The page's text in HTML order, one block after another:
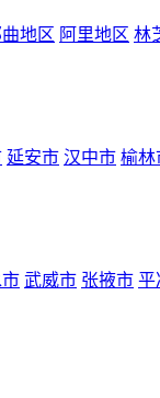
地区 阿里地区 林
延安市 汉中市 榆林
武威市 张掖市 平